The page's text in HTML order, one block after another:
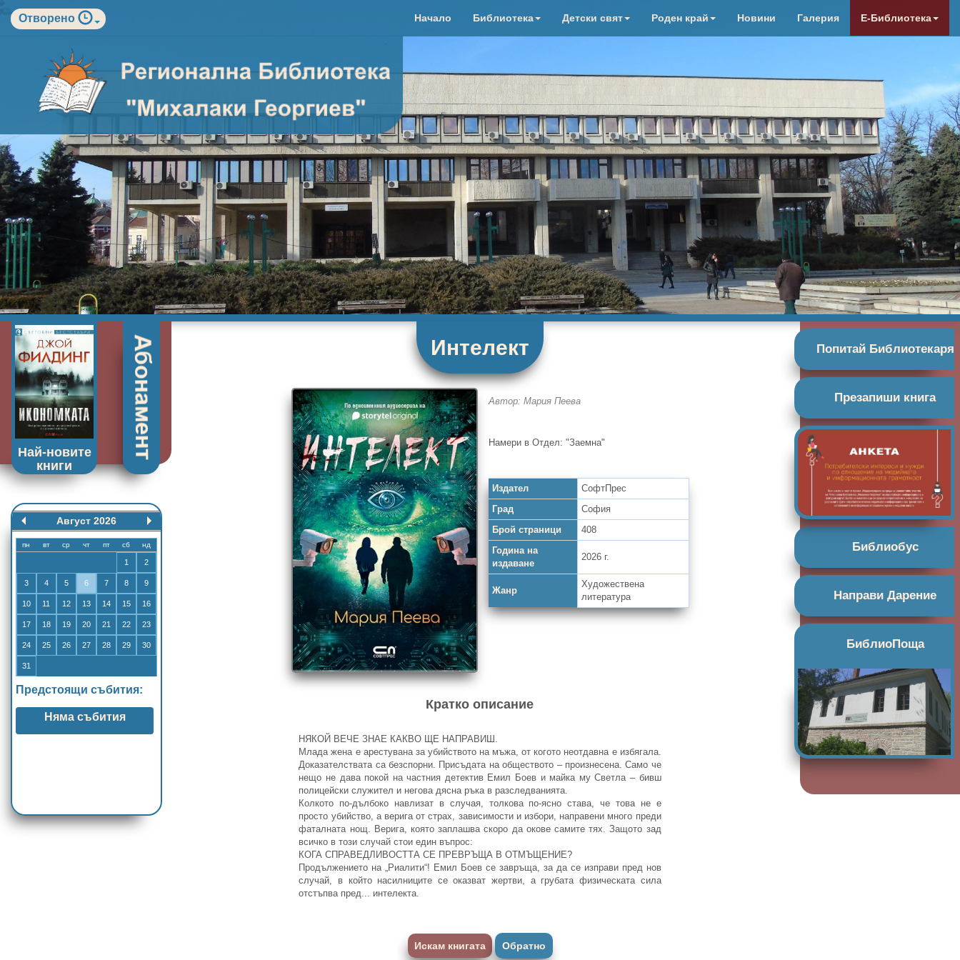
Отворено Начало Библиотека Детски свят Роден край Новини Галерия Е-Библиотека
Най-новите
книги
Август 2026
пн вт ср чт пт сб нд
1 2
3 4 5 6 7 8 9
10 11 12 13 14 15 16
17 18 19 20 21 22 23
24 25 26 27 28 29 30
31
Предстоящи събития:
Няма събития
Интелект
Автор: Мария Пеева
Намери в Отдел: "Заемна"
Издател
СофтПрес
Град
София
Брой страници
408
Година на
издаване
2026 г.
Жанр
Художествена
литература
Кратко описание
НЯКОЙ ВЕЧЕ ЗНАЕ КАКВО ЩЕ НАПРАВИШ.
Млада жена е арестувана за убийството на мъжа, от когото неотдавна е избягала.
Доказателствата са безспорни. Присъдата на обществото – произнесена. Само че
нещо не дава покой на частния детектив Емил Боев и майка му Светла – бивш
полицейски служител и негова дясна ръка в разследванията.
Колкото по-дълбоко навлизат в случая, толкова по-ясно става, че това не е
просто убийство, а верига от страх, зависимости и избори, направени много преди
фаталната нощ. Верига, която заплашва скоро да окове самите тях. Защото зад
всичко в този случай стои един въпрос:
КОГА СПРАВЕДЛИВОСТТА СЕ ПРЕВРЪЩА В ОТМЪЩЕНИЕ?
Продължението на „Риалити“! Емил Боев се завръща, за да се изправи пред нов
случай, в който насилниците се оказват жертви, а грубата физическата сила
отстъпва пред... интелекта.
Искам книгата Обратно
Попитай Библиотекаря
Презапиши книга
Библиобус
Направи Дарение
БиблиоПоща